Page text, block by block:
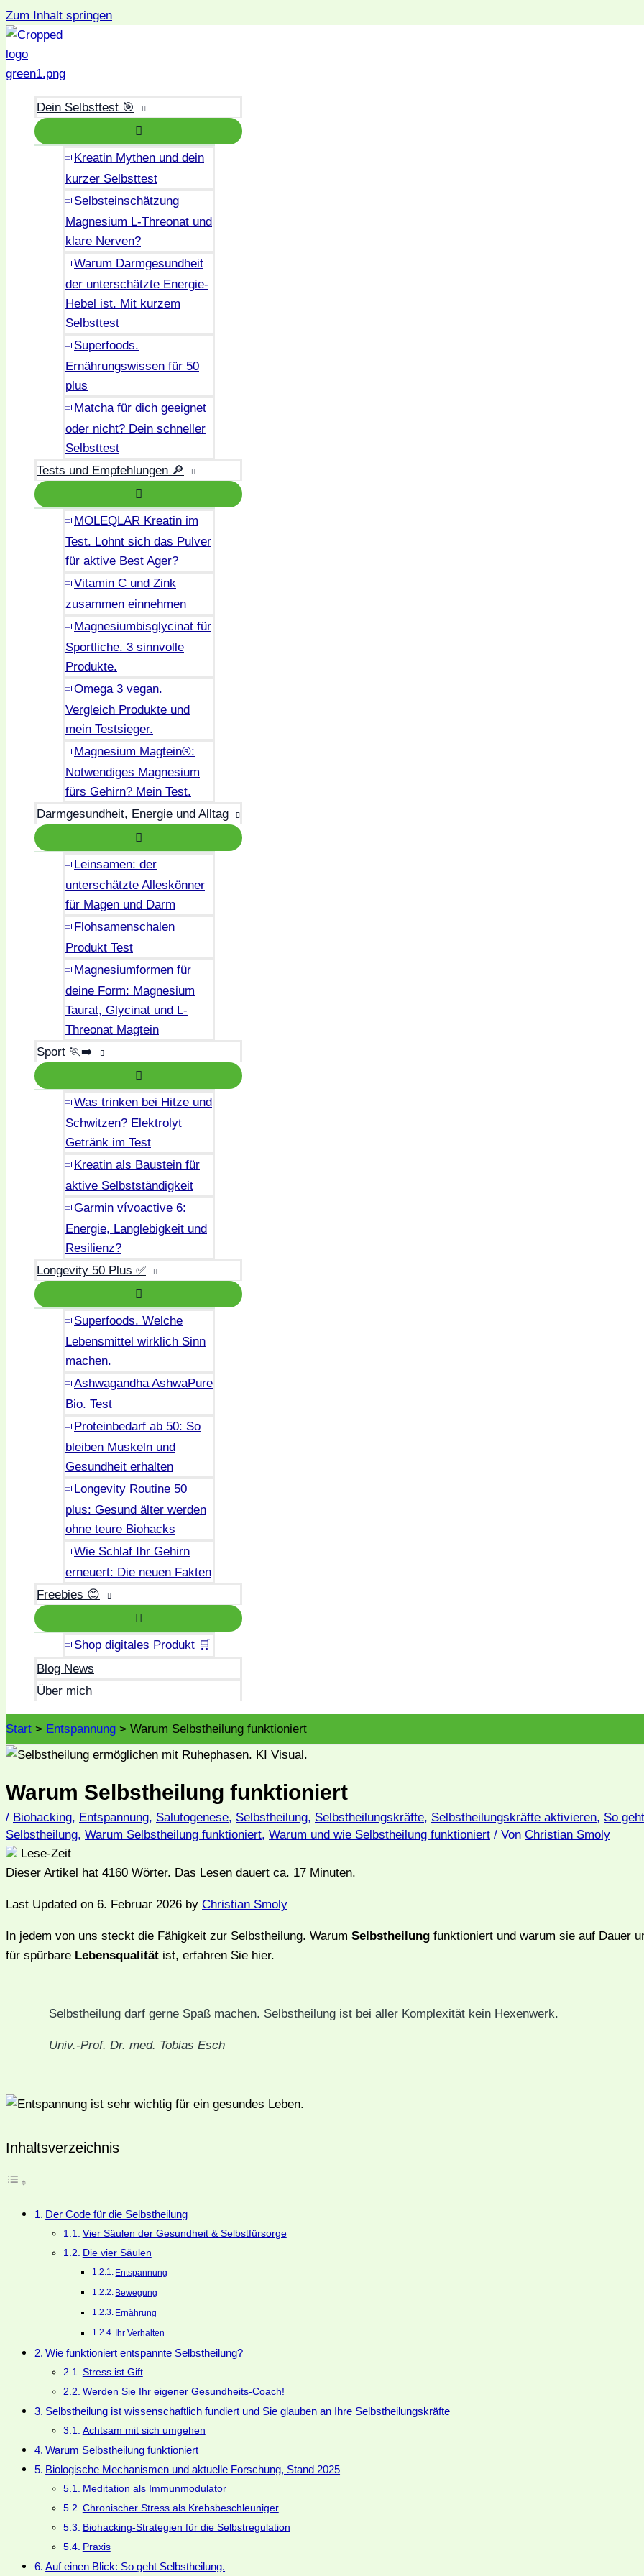
Zum Inhalt springen
Dein Selbsttest 🎯
Kreatin Mythen und dein
kurzer Selbsttest
Selbsteinschätzung
Magnesium L-Threonat und
klare Nerven?
Warum Darmgesundheit
der unterschätzte Energie-
Hebel ist. Mit kurzem
Selbsttest
Superfoods.
Ernährungswissen für 50
plus
Matcha für dich geeignet
oder nicht? Dein schneller
Selbsttest
Tests und Empfehlungen 🔎
MOLEQLAR Kreatin im
Test. Lohnt sich das Pulver
für aktive Best Ager?
Vitamin C und Zink
zusammen einnehmen
Magnesiumbisglycinat für
Sportliche. 3 sinnvolle
Produkte.
Omega 3 vegan.
Vergleich Produkte und
mein Testsieger.
Magnesium Magtein®:
Notwendiges Magnesium
fürs Gehirn? Mein Test.
Darmgesundheit, Energie und Alltag
Leinsamen: der
unterschätzte Alleskönner
für Magen und Darm
Flohsamenschalen
Produkt Test
Magnesiumformen für
deine Form: Magnesium
Taurat, Glycinat und L-
Threonat Magtein
Sport 🏃‍➡️
Was trinken bei Hitze und
Schwitzen? Elektrolyt
Getränk im Test
Kreatin als Baustein für
aktive Selbstständigkeit
Garmin vívoactive 6:
Energie, Langlebigkeit und
Resilienz?
Longevity 50 Plus ✅
Superfoods. Welche
Lebensmittel wirklich Sinn
machen.
Ashwagandha AshwaPure
Bio. Test
Proteinbedarf ab 50: So
bleiben Muskeln und
Gesundheit erhalten
Longevity Routine 50
plus: Gesund älter werden
ohne teure Biohacks
Wie Schlaf Ihr Gehirn
erneuert: Die neuen Fakten
Freebies 😊
Shop digitales Produkt 🛒
Blog News
Über mich
Start Entspannung Warum Selbstheilung funktioniert
Warum Selbstheilung funktioniert
/ Biohacking, Entspannung, Salutogenese, Selbstheilung, Selbstheilungskräfte, Selbstheilungskräfte aktivieren, So geht
Selbstheilung, Warum Selbstheilung funktioniert, Warum und wie Selbstheilung funktioniert / Von Christian Smoly
Lese-Zeit
Dieser Artikel hat 4160 Wörter. Das Lesen dauert ca. 17 Minuten.
Last Updated on 6. Februar 2026 by Christian Smoly
In jedem von uns steckt die Fähigkeit zur Selbstheilung. Warum Selbstheilung funktioniert und warum sie auf Dauer
für spürbare Lebensqualität ist, erfahren Sie hier.
Selbstheilung darf gerne Spaß machen. Selbstheilung ist bei aller Komplexität kein Hexenwerk.
Univ.-Prof. Dr. med. Tobias Esch
Inhaltsverzeichnis
Der Code für die Selbstheilung
Vier Säulen der Gesundheit & Selbstfürsorge
Die vier Säulen
Entspannung
Bewegung
Ernährung
Ihr Verhalten
Wie funktioniert entspannte Selbstheilung?
Stress ist Gift
Werden Sie Ihr eigener Gesundheits-Coach!
Selbstheilung ist wissenschaftlich fundiert und Sie glauben an Ihre Selbstheilungskräfte
Achtsam mit sich umgehen
Warum Selbstheilung funktioniert
Biologische Mechanismen und aktuelle Forschung, Stand 2025
Meditation als Immunmodulator
Chronischer Stress als Krebsbeschleuniger
Biohacking-Strategien für die Selbstregulation
Praxis
Auf einen Blick: So geht Selbstheilung.